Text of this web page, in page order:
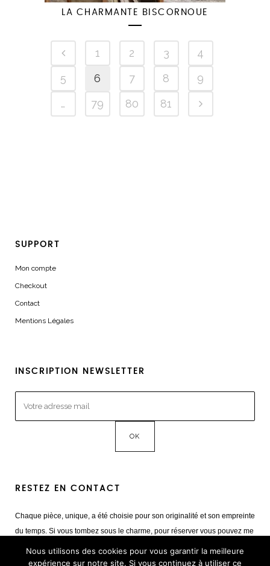
LA CHARMANTE BISCORNOUE
1 2 3
4
5
6 7 8
9
…
79 80 81
SUPPORT
Mon compte
Checkout
Contact
Mentions Légales
INSCRIPTION NEWSLETTER
RESTEZ EN CONTACT
Chaque pièce, unique, a été choisie pour son originalité et son empreinte
du temps. Si vous tombez sous le charme, pour réserver vous pouvez me
contacter
Mail :giulia@cestvintage.com
Nous utilisons des cookies pour vous garantir la meilleure
expérience sur notre site. Si vous continuez à utiliser ce